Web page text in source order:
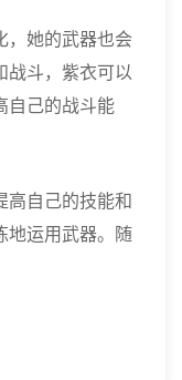
，她的武器也会
战斗，紫衣可以
自己的战斗能
高自己的技能和
地运用武器。随